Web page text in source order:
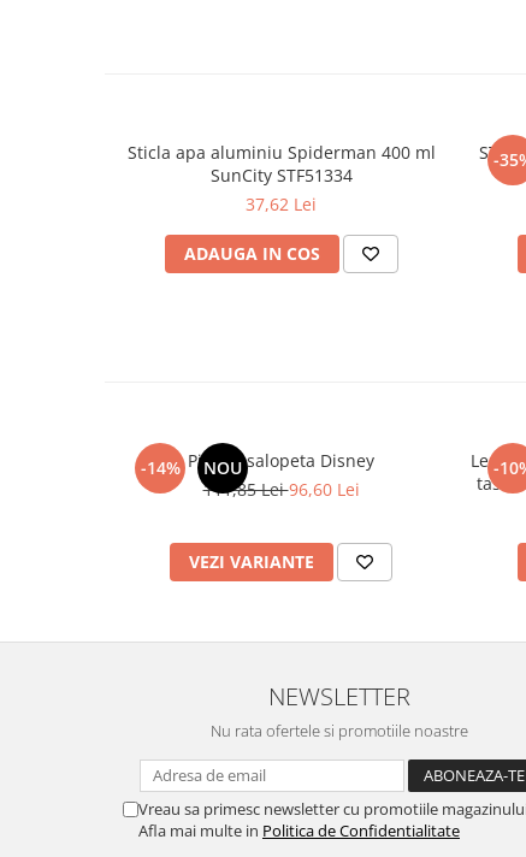
Sticla apa aluminiu Spiderman 400 ml
SunCity STF51334
37,62 Lei
ADAUGA IN COS
-
-14% NOU
Pijama salopeta Disney
111,85 Lei96,60 Lei
VEZI VARIANTE
-
tastic
NEWSLETTER
Nu rata ofertele si promotiile noastre
Vreau sa primesc newsletter cu promotiile
Afla mai multe in Politica de Confidentialitate